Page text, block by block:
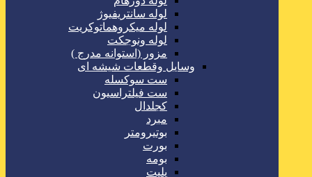
لوله سانتریفیوژ
لوله میکروهماتوکریت
لوله ونوجکت
مزور (استوانه مدرج )
وسایل وقطعات شیشه ای
ست سوکسله
ست فیلتراسیون
کجلدال
مبرد
بوتیرومتر
بورت
بومه
پلیت